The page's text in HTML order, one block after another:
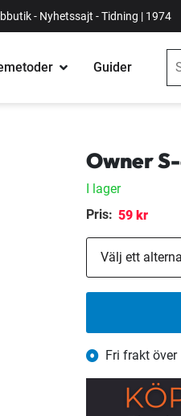
- Nyhetssajt - Tidning | 1974
Guider
Owner
I lager
Pris: 59 kr
Fri frakt över